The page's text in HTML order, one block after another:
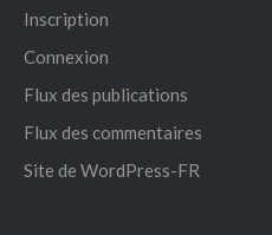
Inscription
Connexion
Flux des publications
Flux des commentaires
Site de WordPress-FR